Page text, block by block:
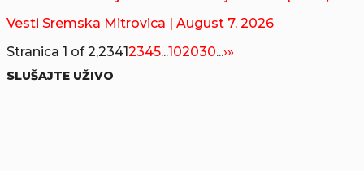
Vesti Sremska Mitrovica
| August 7, 2026
Stranica 1 of 2,23412345...102030...›»
SLUŠAJTE UŽIVO